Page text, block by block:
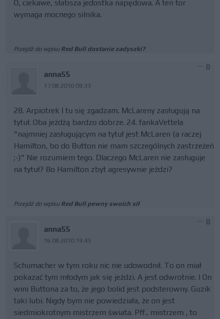
O, ciekawe, słabsza jedostka napędowa. A ten tor
wymaga mocnego silnika.
Przejdź do wpisu Red Bull dostanie zadyszki?
anna55
17.08.2010 09:33
0
28. Arpiotrek I tu się zgadzam. McLareny zasługują na
tytuł. Oba jeżdżą bardzo dobrze. 24. fankaVettela
"najmniej zasługującym na tytuł jest McLaren (a raczej
Hamilton, bo do Button nie mam szczególnych zastrzeżeń
;-)" Nie rozumiem tego. Dlaczego McLaren nie zasługuje
na tytuł? Bo Hamilton zbyt agresywnie jeździ?
Przejdź do wpisu Red Bull pewny swoich sił
anna55
16.08.2010 19:43
0
Schumacher w tym roku nic nie udowodnił. To on miał
pokazać tym młodym jak się jeździ. A jest odwrotnie. I On
wini Buttona za to, że jego bolid jest podsterowny. Guzik
taki lubi. Nigdy bym nie powiedziała, że on jest
siedmiokrotnym mistrzem świata. Pff.. mistrzem , to